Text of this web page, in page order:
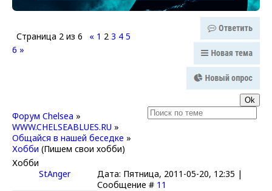
Страница 2 из 6 « 1 2 3 4 5
6 »
Форум Chelsea »
WWW.CHELSEABLUES.RU »
Общайся в нашей беседке »
Хобби (Пишем свои хобби)
Хобби
StAnger
Дата: Пятница, 2011-05-20, 12:35 |
Сообщение # 11